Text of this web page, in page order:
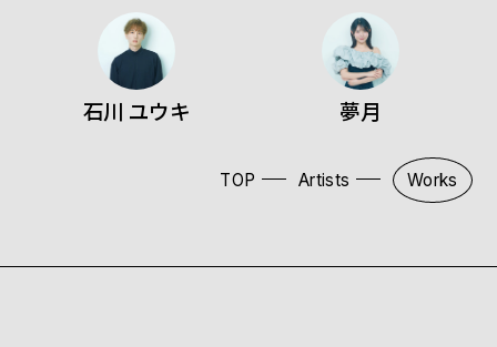
石川 ユウキ 夢月
TOP Artists Works